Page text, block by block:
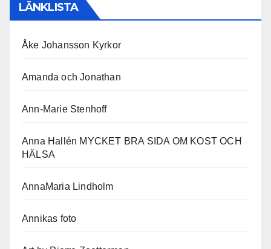
LÄNKLISTA
Åke Johansson Kyrkor
Amanda och Jonathan
Ann-Marie Stenhoff
Anna Hallén MYCKET BRA SIDA OM KOST OCH
HÄLSA
AnnaMaria Lindholm
Annikas foto